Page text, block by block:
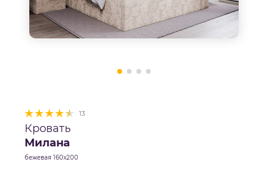
13
Кровать
Милана
бежевая 160х200